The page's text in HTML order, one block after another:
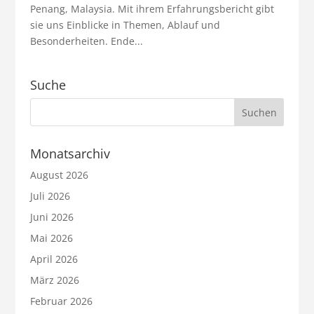
Penang, Malaysia. Mit ihrem Erfahrungsbericht gibt
sie uns Einblicke in Themen, Ablauf und
Besonderheiten. Ende...
Suche
Monatsarchiv
August 2026
Juli 2026
Juni 2026
Mai 2026
April 2026
März 2026
Februar 2026